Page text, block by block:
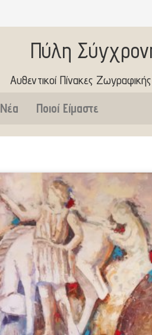
Πύλη
Αυθεντικοί Πίνακες
Νέα Ποιοί Είμαστε